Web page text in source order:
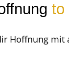
to
Hoffnung mit